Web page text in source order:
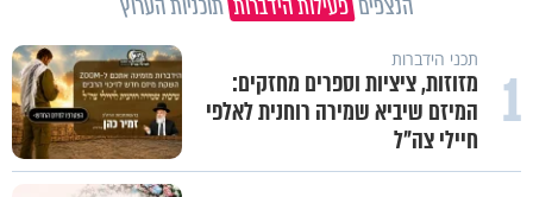
1 תכני הידברות
מזוזות, ציציות וספרים מחזקים:
המיזם שיביא שמירה רוחנית לאלפי
חיילי צה"ל